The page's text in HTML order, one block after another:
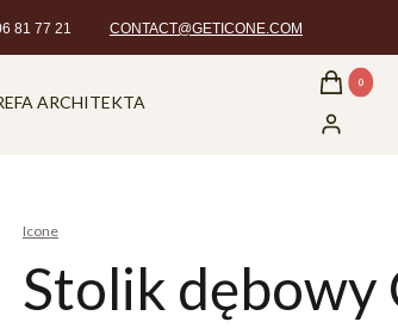
81 77 21 CONTACT@GETICONE.COM
ARCHITEKTA
Produkty w
Koszyk
Zaloguj się
Icone
Stolik dębowy